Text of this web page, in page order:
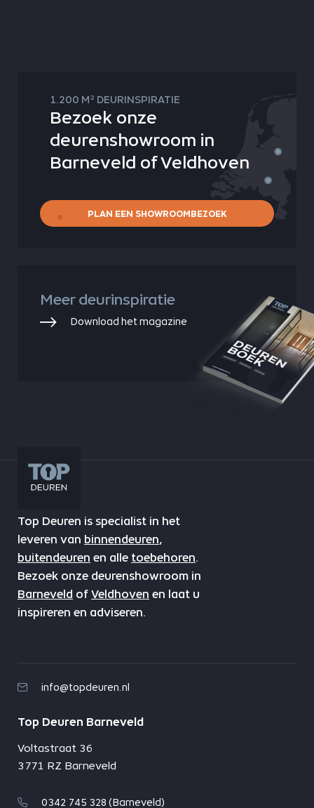
Meer deurinspiratie
Download het magazine
1.200 M2 DEURINSPIRATIE
Bezoek onze
deurenshowroom in
Barneveld of Veldhoven
PLAN EEN SHOWROOMBEZOEK
Top Deuren is specialist in het
leveren van binnendeuren,
buitendeuren en alle toebehoren.
Bezoek onze deurenshowroom in
Barneveld of Veldhoven en laat u
inspireren en adviseren.
info@topdeuren.nl
Top Deuren Barneveld
Voltastraat 36
3771 RZ Barneveld
0342 745 328 (Barneveld)